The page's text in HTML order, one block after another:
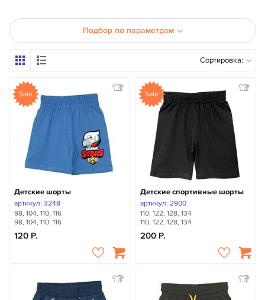
Подбор по параметрам
Сортировка:
Sale
Детские шорты
артикул: 3248
98, 104, 110, 116
98, 104, 110, 116
120
Sale
Детские спортивные шорты
артикул: 2900
110, 122, 128, 134
110, 122, 128, 134
200